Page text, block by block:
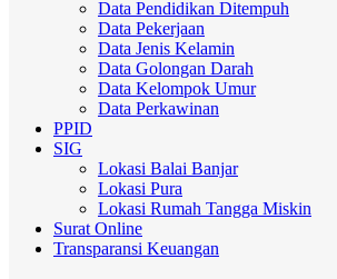
Data Pendidikan Ditempuh
Data Pekerjaan
Data Jenis Kelamin
Data Golongan Darah
Data Kelompok Umur
Data Perkawinan
PPID
SIG
Lokasi Balai Banjar
Lokasi Pura
Lokasi Rumah Tangga Miskin
Surat Online
Transparansi Keuangan